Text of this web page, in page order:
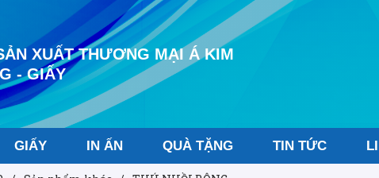
XUẤT THƯƠNG MẠI Á KIM
- GIẤY
GIẤY IN ẤN QUÀ TẶNG TIN TỨC